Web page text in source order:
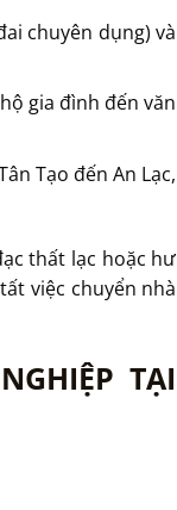
chuyên dụng) và
gia đình đến văn
Tạo đến An Lạc,
thất lạc hoặc hư
việc chuyển nhà
TẠI